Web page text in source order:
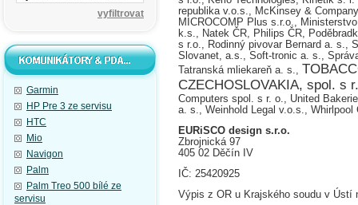
Garmin
HP Pre 3 ze servisu
HTC
Mio
Navigon
Palm
Palm Treo 500 bílé ze
servisu
republika v.o.s., McKinsey &
MICROCOMP Plus s.r.o.,
k.s., Natek ČR, Philips ČR,
s r.o., Rodinný pivovar Bernard a. s.,
Slovanet, a.s., Soft-tronic a. s.,
Tatranská mliekareň a. s.,
CZECHOSLOVAKIA, spol. s
Computers spol. s r. o., United
a. s., Weinhold Legal v.o.s.,
EURiSCO design s.r.o.
Zbrojnická 97
405 02 Děčín IV
IČ: 25420925
Výpis z OR u Krajského soudu v Ústí